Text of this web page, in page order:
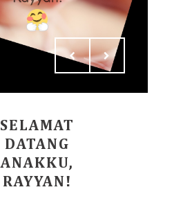
SELAMAT
DATANG
ANAKKU,
RAYYAN!